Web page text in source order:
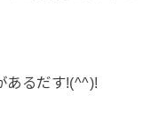
あるだす!(^^)!